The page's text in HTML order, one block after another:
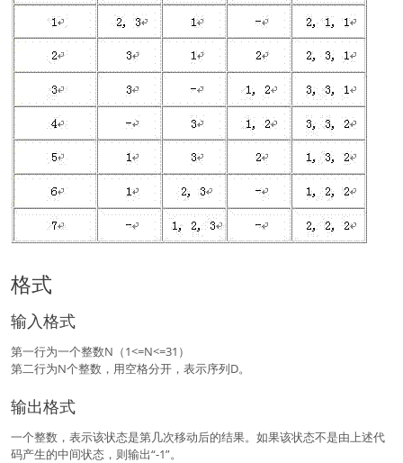
格式
输入格式
第一行为一个整数N（1<=N<=31）
第二行为N个整数，用空格分开，表示序列D。
输出格式
一个整数，表示该状态是第几次移动后的结果。如果该状态不是由上述代
码产生的中间状态，则输出“-1”。